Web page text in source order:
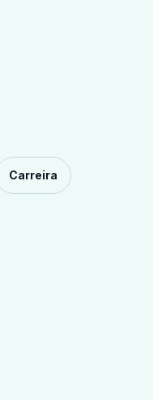
Carreira